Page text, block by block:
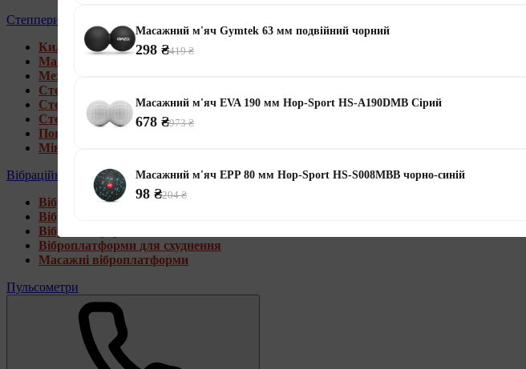
Степпери
Килимки під тренажери
Магнітні степпери
Механічні степпери
Степпери зі стійкою
Степпери з еспандерами
Степпери з рукоятками
Поворотні степпери
Міні степпери
Вібраційні платформи
Віброплатформи для дому
Віброплатформи 4D
Віброплатформи 3D
Віброплатформи для схуднення
Масажні віброплатформи
Пульсометри
Масажний м'яч Gymtek 63 мм подвійний чорний
298 ₴419 ₴
Масажний м'яч EVA 190 мм Hop-Sport HS-A190DMB Сірий
678 ₴973 ₴
Масажний м'яч EPP 80 мм Hop-Sport HS-S008MBB чорно-синій
98 ₴204 ₴